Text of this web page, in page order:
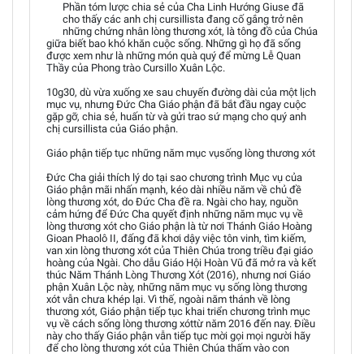
Phần tóm lược chia sẻ của Cha Linh Hướng Giuse đã
cho thấy các anh chị cursillista đang cố gắng trở nên
những chứng nhân lòng thương xót, là tông đồ của Chúa
giữa biết bao khó khăn cuộc sống. Những gì họ đã sống
được xem như là những món quà quý để mừng Lễ Quan
Thầy của Phong trào Cursillo Xuân Lộc.
10g30, dù vừa xuống xe sau chuyến đường dài của một lịch
mục vụ, nhưng Đức Cha Giáo phận đã bắt đầu ngay cuộc
gặp gỡ, chia sẻ, huấn từ và gửi trao sứ mạng cho quý anh
chị cursillista của Giáo phận.
Giáo phận tiếp tục những năm mục vụsống lòng thương xót
Đức Cha giải thích lý do tại sao chương trình Mục vụ của
Giáo phận mãi nhấn mạnh, kéo dài nhiều năm về chủ đề
lòng thương xót, do Đức Cha đề ra. Ngài cho hay, nguồn
cảm hứng để Đức Cha quyết định những năm mục vụ về
lòng thương xót cho Giáo phận là từ nơi Thánh Giáo Hoàng
Gioan Phaolô II, đấng đã khơi dậy việc tôn vinh, tìm kiếm,
van xin lòng thương xót của Thiên Chúa trong triều đại giáo
hoàng của Ngài. Cho dẫu Giáo Hội Hoàn Vũ đã mở ra và kết
thúc Năm Thánh Lòng Thương Xót (2016), nhưng nơi Giáo
phận Xuân Lộc này, những năm mục vụ sống lòng thương
xót vẫn chưa khép lại. Vì thế, ngoài năm thánh về lòng
thương xót, Giáo phận tiếp tục khai triển chương trình mục
vụ về cách sống lòng thương xóttừ năm 2016 đến nay. Điều
này cho thấy Giáo phận vẫn tiếp tục mời gọi mọi người hãy
để cho lòng thương xót của Thiên Chúa thấm vào con